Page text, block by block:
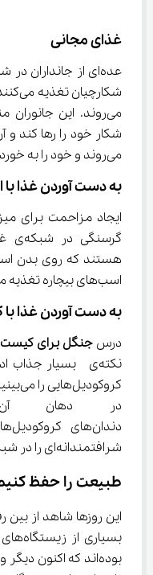
غذای مجانی
می‌روند و خود را به خوردن یک غذای مجانی دعوت می‌کنند.
به دست آوردن غذا
اسب‌های بیچاره تغذیه می‌کنند.
به دست آوردن غذا با
درس جنگل برای کیست
شرافتمندانه‌ای را در شبکه‌ی غذایی انتخاب کرده‌اند!
طبیعت را حفظ
این روزها شاهد از
بوده‌اند که اکنون